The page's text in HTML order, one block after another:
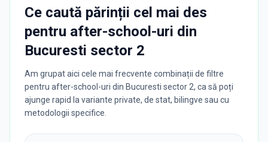
Ce caută părinții cel mai des
pentru after-school-uri din
Bucuresti sector 2
Am grupat aici cele mai frecvente combinații de filtre
pentru after-school-uri din Bucuresti sector 2, ca să poți
ajunge rapid la variante private, de stat, bilingve sau cu
metodologii specifice.